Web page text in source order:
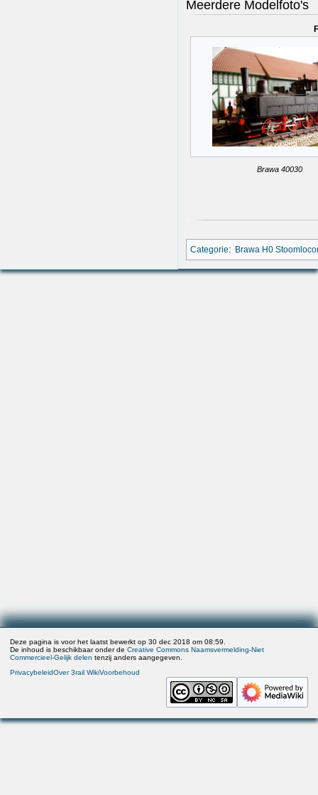
Meerdere Modelfoto's
Brawa 40030
Categorie: Brawa H0
Deze pagina is voor het laatst bewerkt op 30 dec 2018 om 08:59.
De inhoud is beschikbaar onder deCreative Commons Naamsvermelding-Niet
Commercieel-Gelijk delen tenzij anders aangegeven.
PrivacybeleidOver 3rail WikiVoorbehoud